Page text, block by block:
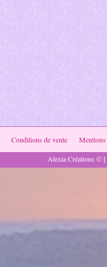
Conditions de vente
Mentions
Alexia Créations ©